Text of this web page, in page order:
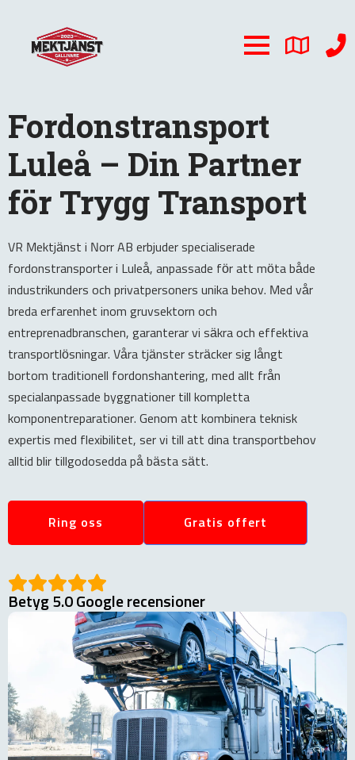
Fordonstransport
Luleå – Din Partner
för Trygg Transport
VR Mektjänst i Norr AB erbjuder specialiserade
fordonstransporter i Luleå, anpassade för att möta både
industrikunders och privatpersoners unika behov. Med vår
breda erfarenhet inom gruvsektorn och
entreprenadbranschen, garanterar vi säkra och effektiva
transportlösningar. Våra tjänster sträcker sig långt
bortom traditionell fordonshantering, med allt från
specialanpassade byggnationer till kompletta
komponentreparationer. Genom att kombinera teknisk
expertis med flexibilitet, ser vi till att dina transportbehov
alltid blir tillgodosedda på bästa sätt.
Ring oss Gratis offert
Betyg 5.0 Google recensioner